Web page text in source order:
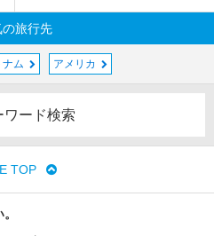
の旅行先
ナム アメリカ
ワード検索
TOP